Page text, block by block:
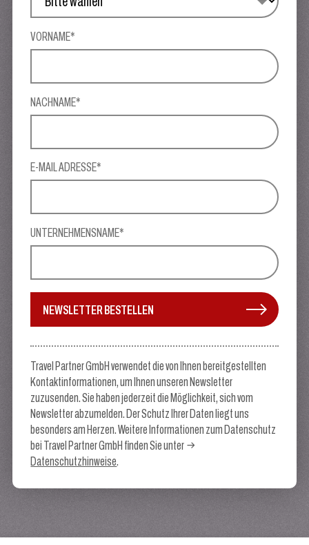
VORNAME*
NACHNAME*
E-MAIL ADRESSE*
UNTERNEHMENSNAME*
NEWSLETTER BESTELLEN
Travel Partner GmbH verwendet die von Ihnen bereitgestellten
Kontaktinformationen, um Ihnen unseren Newsletter
zuzusenden. Sie haben jederzeit die Möglichkeit, sich vom
Newsletter abzumelden. Der Schutz Ihrer Daten liegt uns
besonders am Herzen. Weitere Informationen zum Datenschutz
bei Travel Partner GmbH finden Sie unter
Datenschutzhinweise.